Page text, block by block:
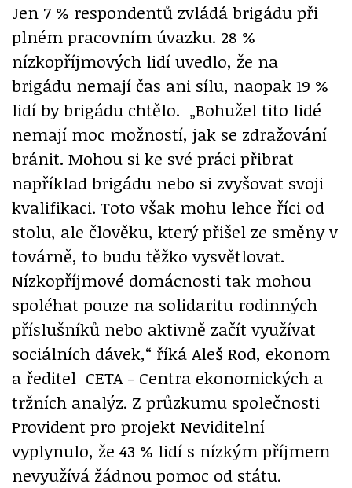
Jen 7 % respondentů zvládá brigádu při
plném pracovním úvazku. 28 %
nízkopříjmových lidí uvedlo, že na
brigádu nemají čas ani sílu, naopak 19 %
lidí by brigádu chtělo. „Bohužel tito lidé
nemají moc možností, jak se zdražování
bránit. Mohou si ke své práci přibrat
například brigádu nebo si zvyšovat svoji
kvalifikaci. Toto však mohu lehce říci od
stolu, ale člověku, který přišel ze směny v
továrně, to budu těžko vysvětlovat.
Nízkopříjmové domácnosti tak mohou
spoléhat pouze na solidaritu rodinných
příslušníků nebo aktivně začít využívat
sociálních dávek,“ říká Aleš Rod, ekonom
a ředitel CETA - Centra ekonomických a
tržních analýz. Z průzkumu společnosti
Provident pro projekt Neviditelní
vyplynulo, že 43 % lidí s nízkým příjmem
nevyužívá žádnou pomoc od státu.